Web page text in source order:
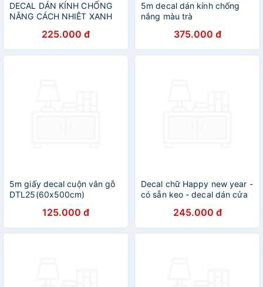
DECAL DÁN KÍNH CHỐNG
NẮNG CÁCH NHIÊT XANH
225.000 đ
5m decal dán kính chống
nắng màu trà
375.000 đ
5m giấy decal cuộn vân gỗ
DTL25(60x500cm)
125.000 đ
Decal chữ Happy new year -
có sẵn keo - decal dán cửa
245.000 đ